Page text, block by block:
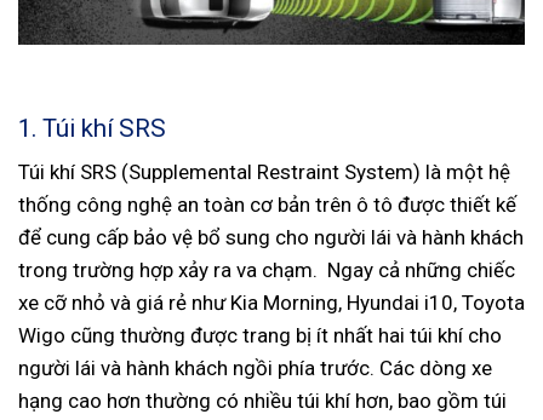
1. Túi khí SRS
Túi khí SRS (Supplemental Restraint System) là một hệ
thống công nghệ an toàn cơ bản trên ô tô được thiết kế
để cung cấp bảo vệ bổ sung cho người lái và hành khách
trong trường hợp xảy ra va chạm. Ngay cả những chiếc
xe cỡ nhỏ và giá rẻ như Kia Morning, Hyundai i10, Toyota
Wigo cũng thường được trang bị ít nhất hai túi khí cho
người lái và hành khách ngồi phía trước. Các dòng xe
hạng cao hơn thường có nhiều túi khí hơn, bao gồm túi